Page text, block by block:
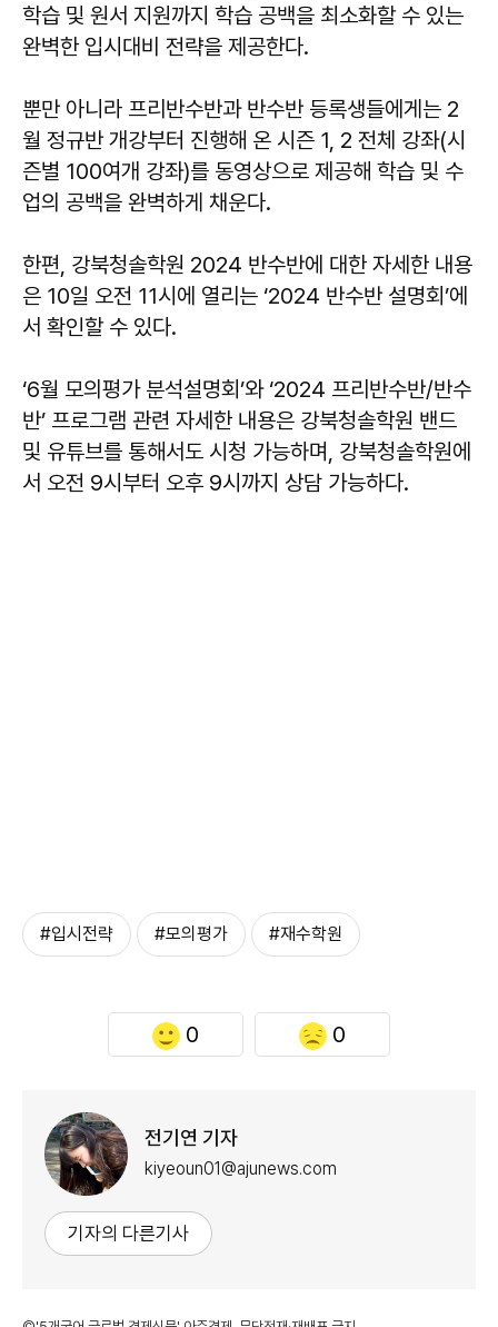
학습 및 원서 지원까지 학습 공백을 최소화할 수 있는
완벽한 입시대비 전략을 제공한다.
뿐만 아니라 프리반수반과 반수반 등록생들에게는 2
월 정규반 개강부터 진행해 온 시즌 1, 2 전체 강좌(시
즌별 100여개 강좌)를 동영상으로 제공해 학습 및 수
업의 공백을 완벽하게 채운다.
한편, 강북청솔학원 2024 반수반에 대한 자세한 내용
은 10일 오전 11시에 열리는 ‘2024 반수반 설명회’에
서 확인할 수 있다.
‘6월 모의평가 분석설명회’와 ‘2024 프리반수반/반수
반’ 프로그램 관련 자세한 내용은 강북청솔학원 밴드
및 유튜브를 통해서도 시청 가능하며, 강북청솔학원에
서 오전 9시부터 오후 9시까지 상담 가능하다.
#입시전략 #모의평가 #재수학원
0 0
전기연 기자
kiyeoun01@ajunews.com
기자의 다른기사